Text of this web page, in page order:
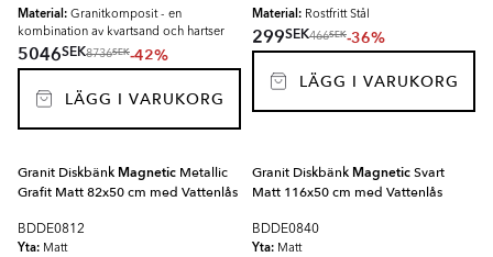
Material: Granitkomposit - en
kombination av kvartsand och hartser
5046SEK8736SEK-42%
LÄGG I VARUKORG
Material: Rostfritt Stål
299SEK466SEK-36%
LÄGG I VARUKORG
Granit Diskbänk Magnetic Metallic
Grafit Matt 82x50 cm med Vattenlås
BDDE0812
Yta: Matt
Granit Diskbänk MagneticSvart
Matt 116x50 cm med Vattenlås
BDDE0840
Yta: Matt